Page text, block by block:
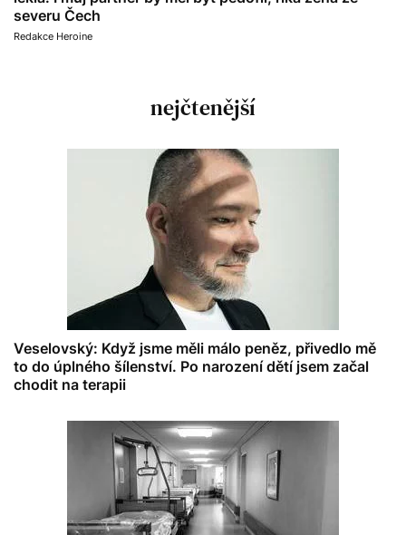
severu Čech
Redakce Heroine
nejčtenější
Veselovský: Když jsme měli málo peněz, přivedlo mě
to do úplného šílenství. Po narození dětí jsem začal
chodit na terapii